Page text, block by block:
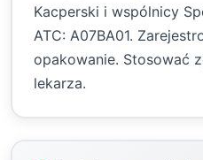
Kacperski i wspólnicy
ATC: A07BA01.
opakowanie. Stosować
lekarza.